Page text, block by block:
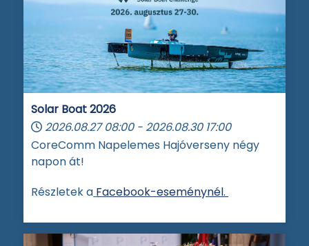
Solar Boat 2026
2026.08.27 08:00 - 2026.08.30 17:00
CoreComm Napelemes Hajóverseny négy
napon át!
Részletek a Facebook-eseménynél.